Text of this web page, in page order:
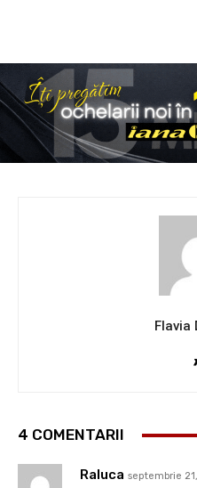
Flavia
4 COMENTARII
Raluca septembrie